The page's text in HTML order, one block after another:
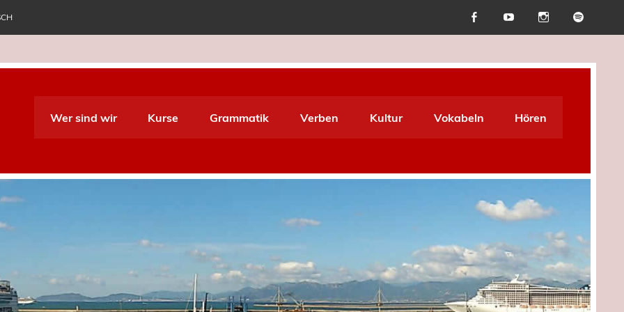
World Italiano
Wer sind wir Kurse Grammatik Verben Kultur Vokabeln Hören